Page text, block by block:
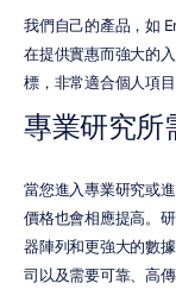
我們自己的產品，如
在提供實惠而強大的
標，非常適合個人項
專業研究所
當您進入專業研究或
價格也會相應提高。
器陣列和更強大的數
司以及需要可靠、高